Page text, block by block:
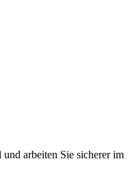
arbeiten Sie sicherer im